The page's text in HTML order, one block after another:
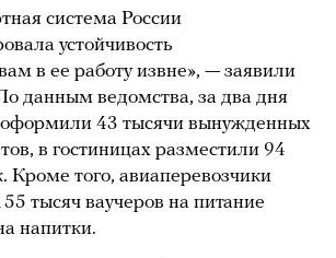
система России
устойчивость
в ее работу извне», — заявили
данным ведомства, за два дня
43 тысячи вынужденных
в гостиницах разместили 94
Кроме того, авиаперевозчики
тысяч ваучеров на питание
напитки.